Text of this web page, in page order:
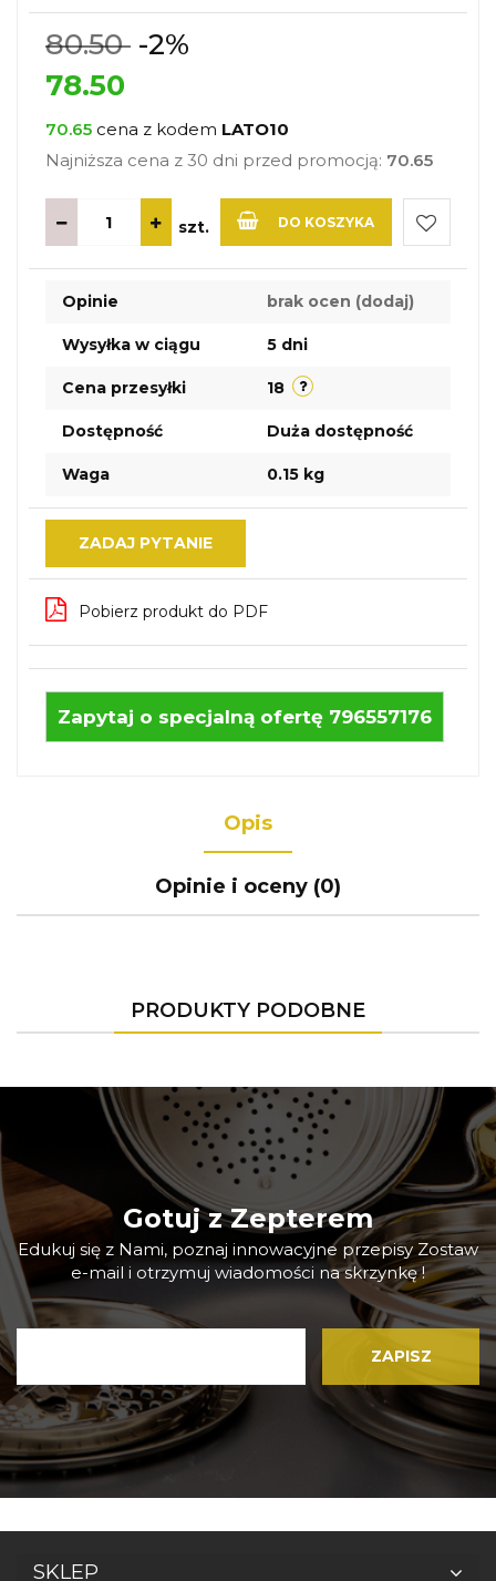
80.50 -2%
78.50
70.65 cena z kodem LATO10
Najniższa cena z 30 dni przed promocją: 70.65
szt. DO KOSZYKA
Do
Opinie brak ocen (dodaj)
Wysyłka w ciągu 5 dni
Cena przesyłki 18
Dostępność Duża dostępność
Waga 0.15 kg
ZADAJ PYTANIE
Pobierz produkt do PDF
Zapytaj o specjalną ofertę 796557176
Opis
Opinie i oceny (0)
PRODUKTY PODOBNE
Gotuj z Zepterem
Edukuj się z Nami, poznaj innowacyjne przepisy Zostaw
e-mail i otrzymuj wiadomości na skrzynkę !
SKLEP